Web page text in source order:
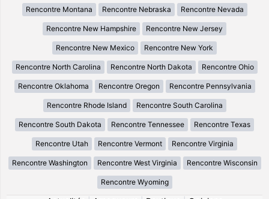
Rencontre Montana Rencontre Nebraska Rencontre Nevada
Rencontre New Hampshire Rencontre New Jersey
Rencontre New Mexico Rencontre New York
Rencontre North Carolina Rencontre North Dakota Rencontre Ohio
Rencontre Oklahoma Rencontre Oregon Rencontre Pennsylvania
Rencontre Rhode Island Rencontre South Carolina
Rencontre South Dakota Rencontre Tennessee Rencontre Texas
Rencontre Utah Rencontre Vermont Rencontre Virginia
Rencontre Washington Rencontre West Virginia Rencontre Wisconsin
Rencontre Wyoming